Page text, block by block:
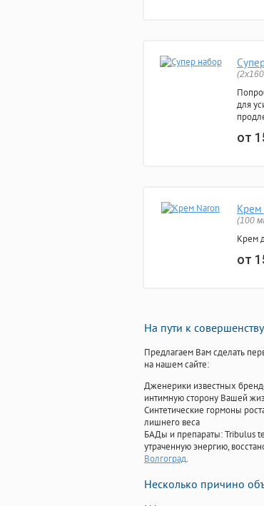
для
от
Крем
(100
Крем
от
На пути к
Предлагаем Вам сделать
на нашем сайте:
Дженерики известных
интимную сторону Вашей
Синтетические гормоны
лишнего веса
БАДы и препараты:Tribulus
утраченную энергию,
Волгоград.
Несколько причино